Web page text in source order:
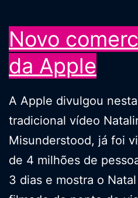
Novo
da Apple
A Apple divulgou
tradicional vídeo
Misunderstood, já foi
de 4 milhões de
3 dias e mostra o